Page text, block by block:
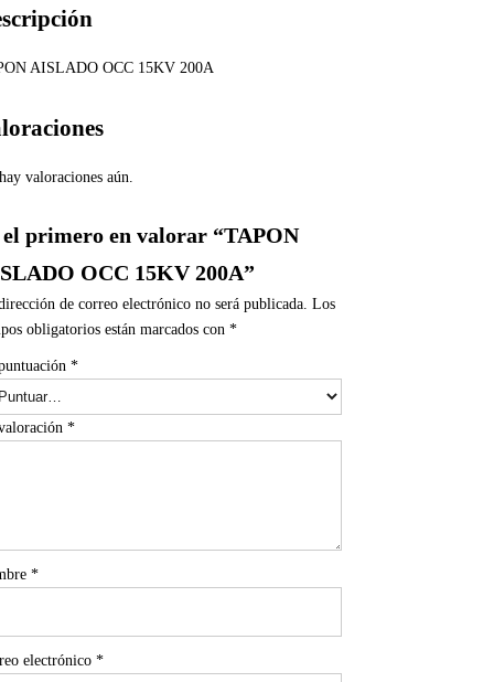
AISLADO OCC 15KV 200A
valoraciones aún.
el primero en valorar “TAPON
OCC 15KV 200A”
de correo electrónico no será publicada. Los
obligatorios están marcados con *
*
*
*
electrónico *